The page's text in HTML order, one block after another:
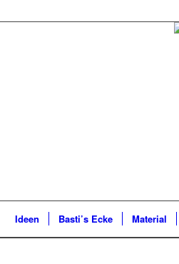
Ideen Basti’s Ecke Material